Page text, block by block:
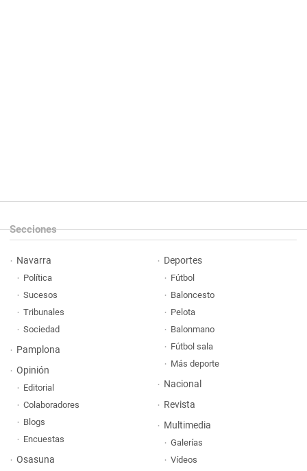
Secciones
Navarra
Política
Sucesos
Tribunales
Sociedad
Pamplona
Opinión
Editorial
Colaboradores
Blogs
Encuestas
Osasuna
Deportes
Fútbol
Baloncesto
Pelota
Balonmano
Fútbol sala
Más deporte
Nacional
Revista
Multimedia
Galerías
Vídeos